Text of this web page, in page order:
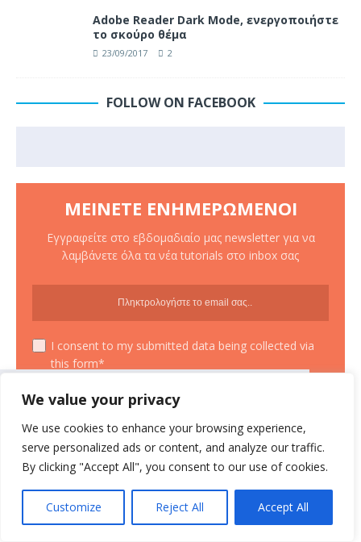
Συνεχίζοντας σε αυτό τον ιστότοπο
αποδέχεστε την χρήση των cookies
σύμφωνα με τους όρους χρήσης.
Όροι χρήσης
Συμφωνώ
We value your privacy
We use cookies to enhance your browsing experience,
serve personalized ads or content, and analyze our traffic.
By clicking "Accept All", you consent to our use of cookies.
Customize Reject All Accept All
Adobe Reader Dark Mode, ενεργοποιήστε
το σκούρο θέμα
23/09/2017 2
FOLLOW ON FACEBOOK
ΜΕΊΝΕΤΕ ΕΝΗΜΕΡΩΜΈΝΟΙ
Εγγραφείτε στο εβδομαδιαίο μας newsletter για να
λαμβάνετε όλα τα νέα tutorials στο inbox σας
I consent to my submitted data being collected via
this form*